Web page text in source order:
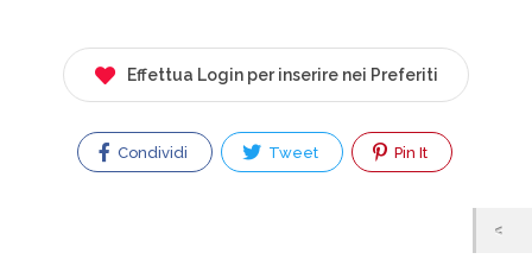
Effettua Login per inserire nei Preferiti
Condividi Tweet Pin It